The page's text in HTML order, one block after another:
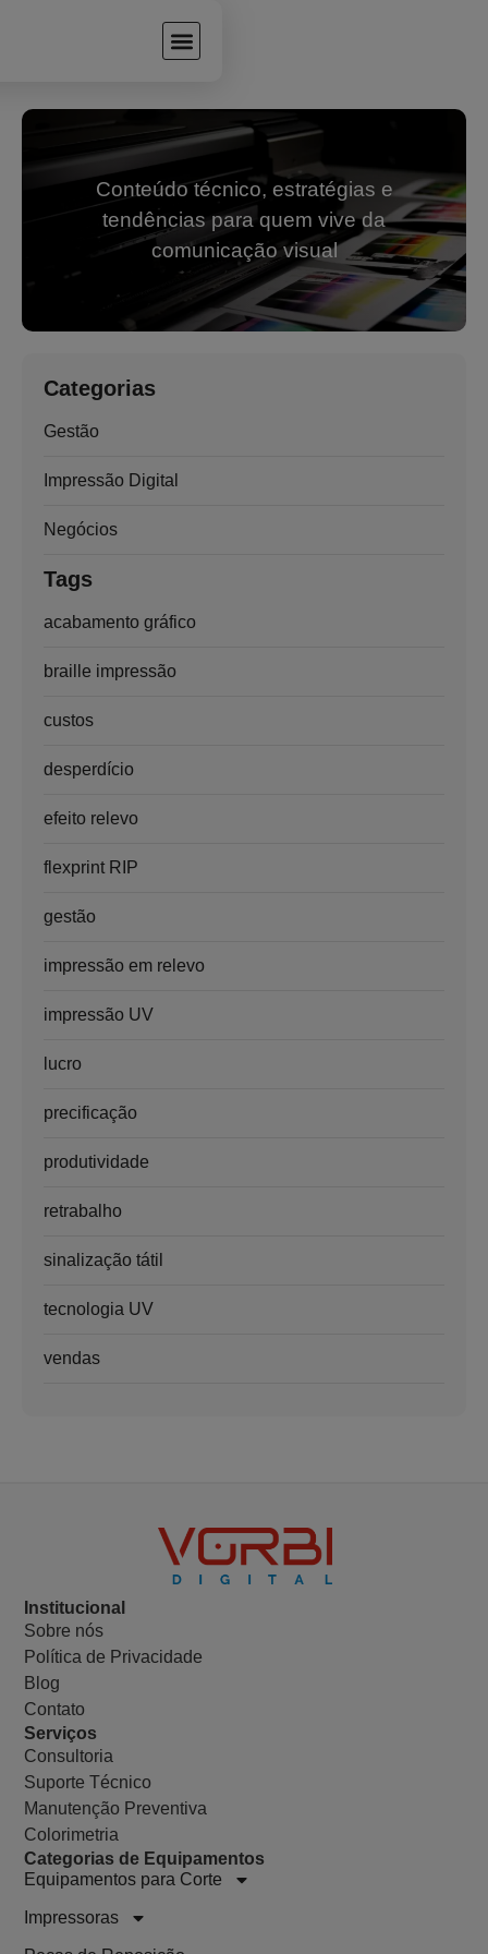
Conteúdo técnico, estratégias e
tendências para quem vive da
comunicação visual
Categorias
Gestão
Impressão Digital
Negócios
Tags
acabamento gráfico
braille impressão
custos
desperdício
efeito relevo
flexprint RIP
gestão
impressão em relevo
impressão UV
lucro
precificação
produtividade
retrabalho
sinalização tátil
tecnologia UV
vendas
Institucional
Sobre nós
Política de Privacidade
Blog
Contato
Serviços
Consultoria
Suporte Técnico
Manutenção Preventiva
Colorimetria
Categorias de Equipamentos
Equipamentos para Corte
Impressoras